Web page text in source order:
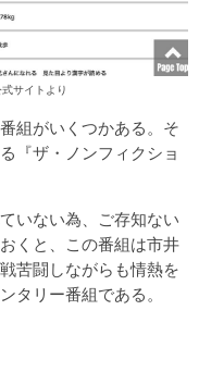
サイトより
組がいくつかある。そ
『ザ・ノンフィクショ
いない為、ご存知ない
くと、この番組は市井
苦闘しながらも情熱を
タリー番組である。